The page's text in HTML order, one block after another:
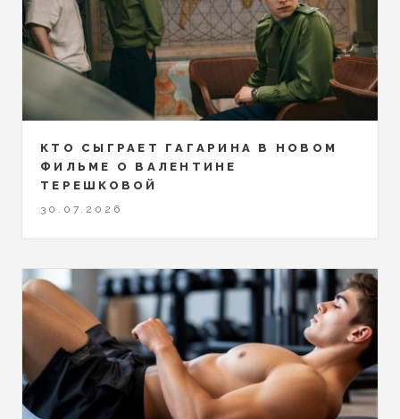
КТО СЫГРАЕТ ГАГАРИНА В НОВОМ
ФИЛЬМЕ О ВАЛЕНТИНЕ
ТЕРЕШКОВОЙ
30.07.2026